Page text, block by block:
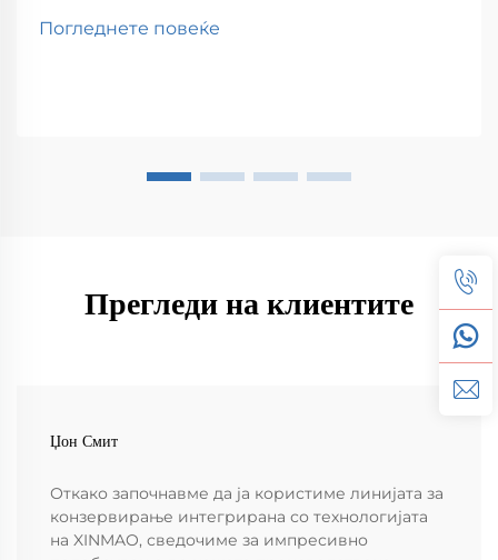
Погледнете повеќе
Прегледи на клиентите
Џон Смит
Откако започнавме да ја користиме линијата за
конзервирање интегрирана со технологијата
на XINMAO, сведочиме за импресивно